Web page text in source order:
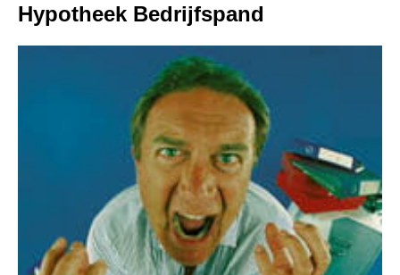
Hypotheek Bedrijfspand